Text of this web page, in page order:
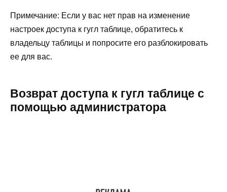
Примечание: Если у вас нет прав на изменение
настроек доступа к гугл таблице, обратитесь к
владельцу таблицы и попросите его разблокировать
ее для вас.
Возврат доступа к гугл таблице с
помощью администратора